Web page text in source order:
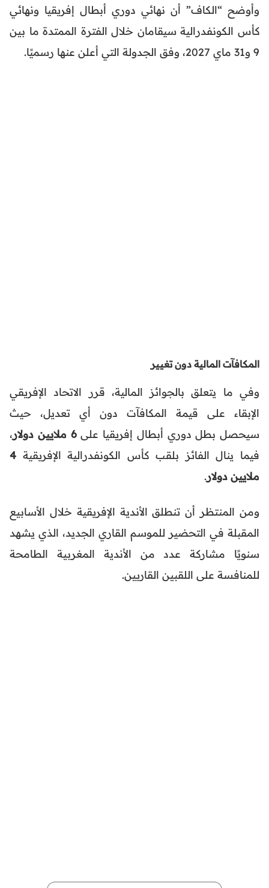
وأوضح “الكاف” أن نهائي دوري أبطال إفريقيا ونهائي
كأس الكونفدرالية سيقامان خلال الفترة الممتدة ما بين
9 و31 ماي 2027، وفق الجدولة التي أعلن عنها رسميًا.
المكافآت المالية دون تغيير
وفي ما يتعلق بالجوائز المالية، قرر الاتحاد الإفريقي
الإبقاء على قيمة المكافآت دون أي تعديل، حيث
سيحصل بطل دوري أبطال إفريقيا على6 ملايين دولار
،
فيما ينال الفائز بلقب كأس الكونفدرالية الإفريقية 4
ملايين دولار.
ومن المنتظر أن تنطلق الأندية الإفريقية خلال الأسابيع
المقبلة في التحضير للموسم القاري الجديد، الذي يشهد
سنويًا مشاركة عدد من الأندية المغربية الطامحة
للمنافسة على اللقبين القاريين.